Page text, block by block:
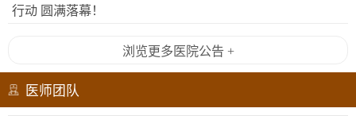
行动 圆满落幕！
浏览更多医院公告 +
医师团队